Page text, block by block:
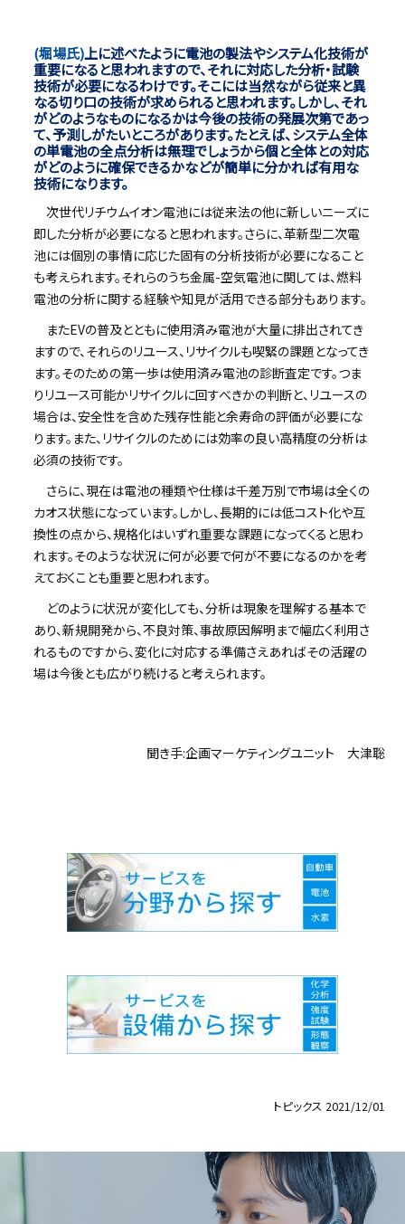
(堀場氏)上に述べたように電池の製法やシステム化技術が
重要になると思われますので、それに対応した分析・試験
技術が必要になるわけです。そこには当然ながら従来と異
なる切り口の技術が求められると思われます。しかし、それ
がどのようなものになるかは今後の技術の発展次第であっ
て、予測しがたいところがあります。たとえば、システム全体
の単電池の全点分析は無理でしょうから個と全体との対応
がどのように確保できるかなどが簡単に分かれば有用な
技術になります。
次世代リチウムイオン電池には従来法の他に新しいニーズに
即した分析が必要になると思われます。さらに、革新型二次電
池には個別の事情に応じた固有の分析技術が必要になること
も考えられます。それらのうち金属-空気電池に関しては、燃料
電池の分析に関する経験や知見が活用できる部分もあります。
またEVの普及とともに使用済み電池が大量に排出されてき
ますので、それらのリユース、リサイクルも喫緊の課題となってき
ます。そのための第一歩は使用済み電池の診断査定です。つま
りリユース可能かリサイクルに回すべきかの判断と、リユースの
場合は、安全性を含めた残存性能と余寿命の評価が必要にな
ります。また、リサイクルのためには効率の良い高精度の分析は
必須の技術です。
さらに、現在は電池の種類や仕様は千差万別で市場は全くの
カオス状態になっています。しかし、長期的には低コスト化や互
換性の点から、規格化はいずれ重要な課題になってくると思わ
れます。そのような状況に何が必要で何が不要になるのかを考
えておくことも重要と思われます。
どのように状況が変化しても、分析は現象を理解する基本で
あり、新規開発から、不良対策、事故原因解明まで幅広く利用さ
れるものですから、変化に対応する準備さえあればその活躍の
場は今後とも広がり続けると考えられます。
聞き手:企画マーケティングユニット 大津聡
トピックス 2021/12/01